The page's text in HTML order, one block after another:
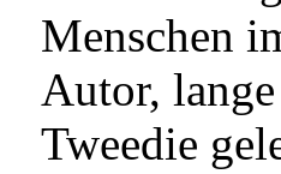
Menschen
Autor,
Tweedie